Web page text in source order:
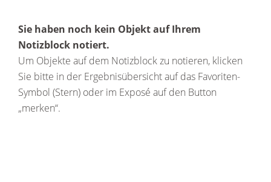
Sie haben noch kein Objekt auf Ihrem
Notizblock notiert.
Um Objekte auf dem Notizblock zu notieren, klicken
Sie bitte in der Ergebnisübersicht auf das Favoriten-
Symbol (Stern) oder im Exposé auf den Button
„merken“.